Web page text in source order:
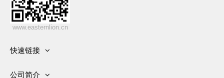
www.easternlion.cn
快速链接
公司简介